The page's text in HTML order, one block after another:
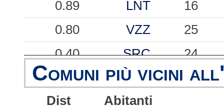
0.89
LNT
16
0.80
VZZ
25
0.40
SRC
24
0.07
RGS 39
Comuni più vicini
Dist
Abitanti